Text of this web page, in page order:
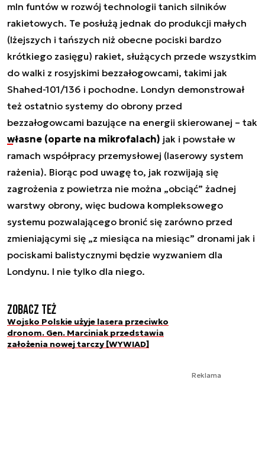
mln funtów w rozwój technologii tanich silników
rakietowych. Te posłużą jednak do produkcji małych
(lżejszych i tańszych niż obecne pociski bardzo
krótkiego zasięgu) rakiet, służących przede wszystkim
do walki z rosyjskimi bezzałogowcami, takimi jak
Shahed-101/136 i pochodne. Londyn demonstrował
też ostatnio systemy do obrony przed
bezzałogowcami bazujące na energii skierowanej – tak
własne (oparte na mikrofalach) jak i powstałe w
ramach współpracy przemysłowej (laserowy system
rażenia). Biorąc pod uwagę to, jak rozwijają się
zagrożenia z powietrza nie można „obciąć” żadnej
warstwy obrony, więc budowa kompleksowego
systemu pozwalającego bronić się zarówno przed
zmieniającymi się „z miesiąca na miesiąc” dronami jak i
pociskami balistycznymi będzie wyzwaniem dla
Londynu. I nie tylko dla niego.
Zobacz też
Wojsko Polskie użyje lasera przeciwko
dronom. Gen. Marciniak przedstawia
założenia nowej tarczy [WYWIAD]
Reklama